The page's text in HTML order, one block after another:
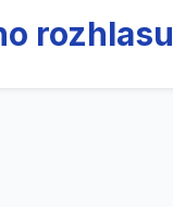
rozhlasu